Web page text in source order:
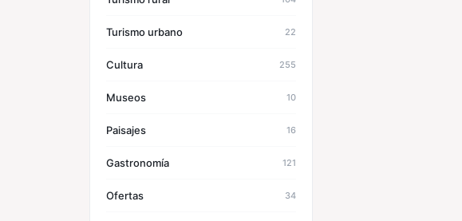
Turismo urbano 22
Cultura 255
Museos 10
Paisajes 16
Gastronomía 121
Ofertas 34